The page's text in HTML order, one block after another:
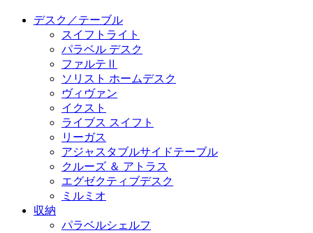
デスク／テーブル
スイフトライト
パラベル デスク
ファルテⅡ
ソリスト ホームデスク
ヴィヴァン
イクスト
ライブス スイフト
リーガス
アジャスタブルサイドテーブル
クルーズ ＆ アトラス
エグゼクティブデスク
ミルミオ
収納
パラベルシェルフ